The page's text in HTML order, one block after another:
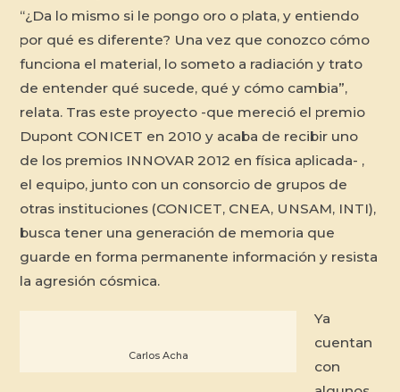
“¿Da lo mismo si le pongo oro o plata, y entiendo
por qué es diferente? Una vez que conozco cómo
funciona el material, lo someto a radiación y trato
de entender qué sucede, qué y cómo cambia”,
relata. Tras este proyecto -que mereció el premio
Dupont CONICET en 2010 y acaba de recibir uno
de los premios INNOVAR 2012 en física aplicada- ,
el equipo, junto con un consorcio de grupos de
otras instituciones (CONICET, CNEA, UNSAM, INTI),
busca tener una generación de memoria que
guarde en forma permanente información y resista
la agresión cósmica.
Carlos Acha
Ya
cuentan
con